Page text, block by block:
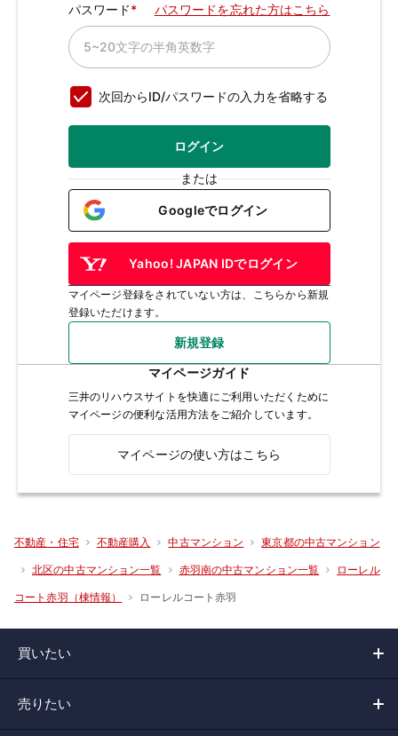
パスワード パスワードを忘れた方はこちら
次回からID/パスワードの入力を省略する
ログイン
または
Googleでログイン
Yahoo! JAPAN IDでログイン
マイページ登録をされていない方は、こちらから新規
登録いただけます。
新規登録
マイページガイド
三井のリハウスサイトを快適にご利用いただくために
マイページの便利な活用方法をご紹介しています。
マイページの使い方はこちら
不動産・住宅 不動産購入 中古マンション 東京都の中古マンション
北区の中古マンション一覧 赤羽南の中古マンション一覧 ローレル
コート赤羽（棟情報） ローレルコート赤羽
買いたい
売りたい